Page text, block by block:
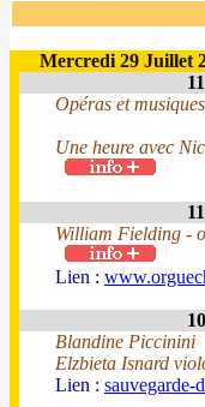
Mercredi 29 Juillet
Opéras et
Une heure avec
William Fielding -
Lien :
Blandine Piccinini
Elzbieta Isnard
Lien : sauvegarde-